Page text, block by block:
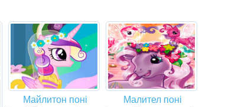
Майлитон поні Малител поні